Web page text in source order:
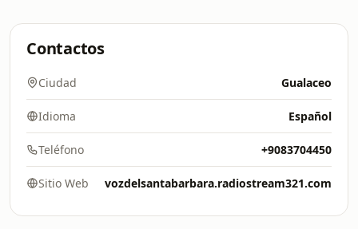
Contactos
Ciudad Gualaceo
Idioma Español
Teléfono +9083704450
Sitio Web vozdelsantabarbara.radiostream321.com